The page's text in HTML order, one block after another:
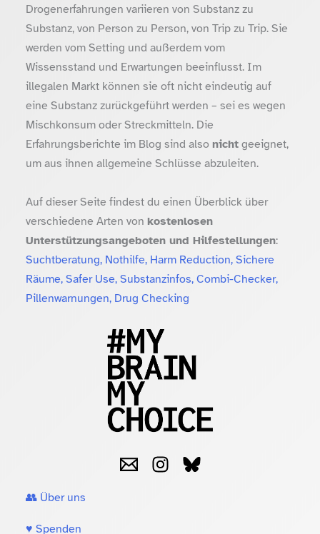
Drogenerfahrungen variieren von Substanz zu
Substanz, von Person zu Person, von Trip zu Trip. Sie
werden vom Setting und außerdem vom
Wissensstand und Erwartungen beeinflusst. Im
illegalen Markt können sie oft nicht eindeutig auf
eine Substanz zurückgeführt werden – sei es wegen
Mischkonsum oder Streckmitteln. Die
Erfahrungsberichte im Blog sind also nichtgeeignet,
um aus ihnen allgemeine Schlüsse abzuleiten.
Auf dieser Seite findest du einen Überblick über
verschiedene Arten von kostenlosen
Unterstützungsangeboten und Hilfestellungen:
Suchtberatung, Nothilfe, Harm Reduction, Sichere
Räume, Safer Use, Substanzinfos, Combi-Checker,
Pillenwarnungen, Drug Checking
👥 Über uns
♥️ Spenden